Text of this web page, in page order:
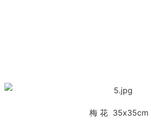
梅 花 35x35cm